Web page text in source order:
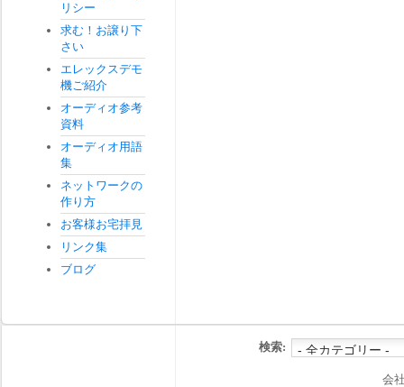
リシー
求む！お譲り下
さい
エレックスデモ
機ご紹介
オーディオ参考
資料
オーディオ用語
集
ネットワークの
作り方
お客様お宅拝見
リンク集
ブログ
検索:
会